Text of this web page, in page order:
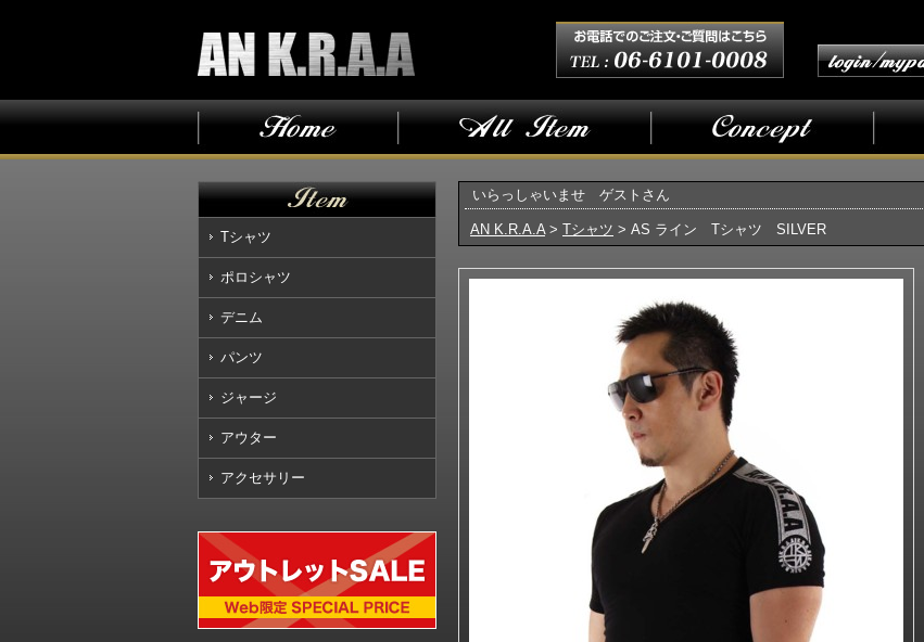
Tシャツ
ポロシャツ
デニム
パンツ
ジャージ
アウター
アクセサリー
いらっしゃいませ ゲストさん
AN K.R.A.A> Tシャツ > AS ライン Tシャツ SILVER